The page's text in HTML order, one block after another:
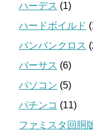
ハーデス (1)
ハードボイルド
バンバンクロス
バーサス (6)
パソコン (5)
パチンコ (11)
ファミスタ回胴